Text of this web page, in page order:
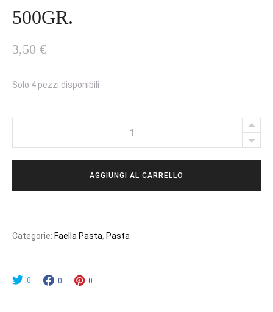
500GR.
3,50 €
Solo 4 pezzi disponibili
PACCHERI-
quantity
AGGIUNGI AL CARRELLO
Categorie: Faella Pasta, Pasta
0 0 0